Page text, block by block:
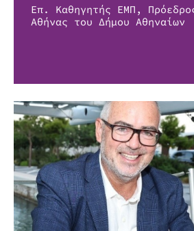
Επ. Καθηγητής ΕΜΠ,
Αθήνας του Δήμου Αθηναίων